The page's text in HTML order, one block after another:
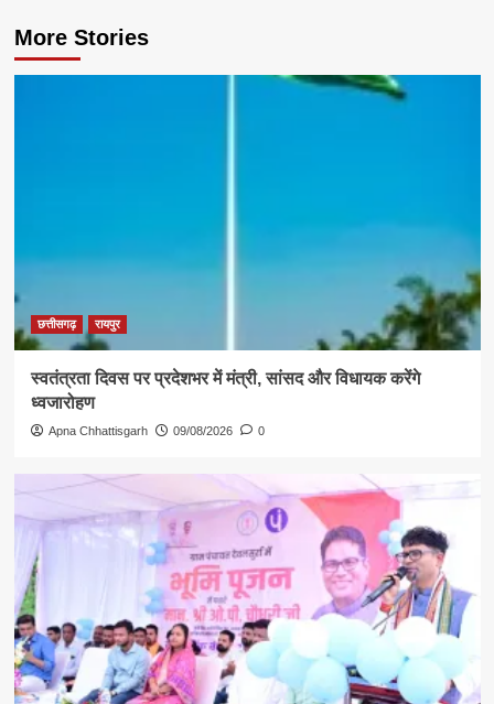
More Stories
छत्तीसगढ़ रायपुर
स्वतंत्रता दिवस पर प्रदेशभर में मंत्री, सांसद और विधायक करेंगे
ध्वजारोहण
Apna Chhattisgarh 09/08/2026 0